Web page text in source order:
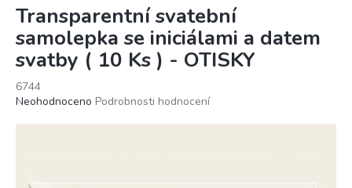
Transparentní svatební
samolepka se iniciálami a datem
svatby ( 10 Ks ) - OTISKY
6744
Průměrné
Neohodnoceno Podrobnosti hodnocení